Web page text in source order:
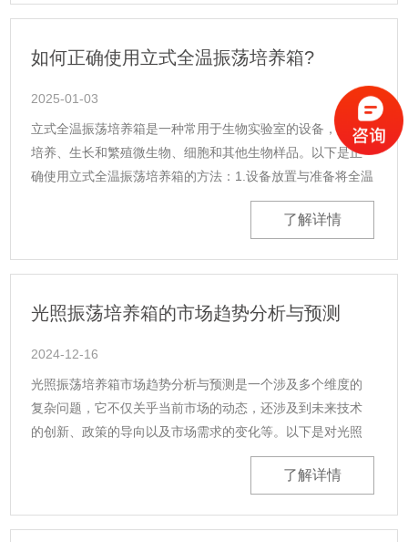
如何正确使用立式全温振荡培养箱?
2025-01-03
立式全温振荡培养箱是一种常用于生物实验室的设备，用于
培养、生长和繁殖微生物、细胞和其他生物样品。以下是正
确使用立式全温振荡培养箱的方法：1.设备放置与准备将全温
振荡培养箱放置在平整的地面上，确保环境清洁整齐、干燥
了解详情
光照振荡培养箱的市场趋势分析与预测
2024-12-16
光照振荡培养箱市场趋势分析与预测是一个涉及多个维度的
复杂问题，它不仅关乎当前市场的动态，还涉及到未来技术
的创新、政策的导向以及市场需求的变化等。以下是对光照
振荡培养箱市场趋势的分析与预测：1.市场规模持续增长随着
了解详情